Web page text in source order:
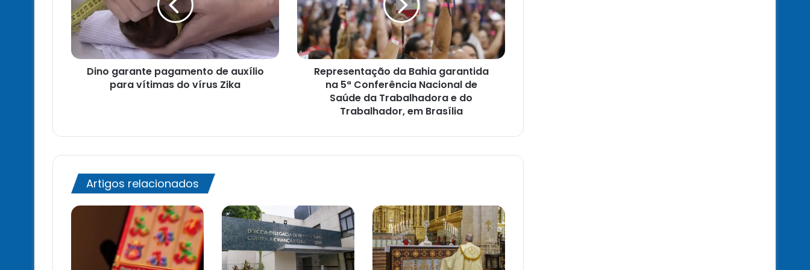
auxílio
para
vítimas
vírus
Dino garante pagamento de auxílio
para vítimas do vírus Zika
na
5ª
Conferência
Nacional
de
Saúde
Trabalhadora
Brasília
Representação da Bahia garantida
na 5ª Conferência Nacional de
Saúde da Trabalhadora e do
Trabalhador, em Brasília
Artigos relacionados